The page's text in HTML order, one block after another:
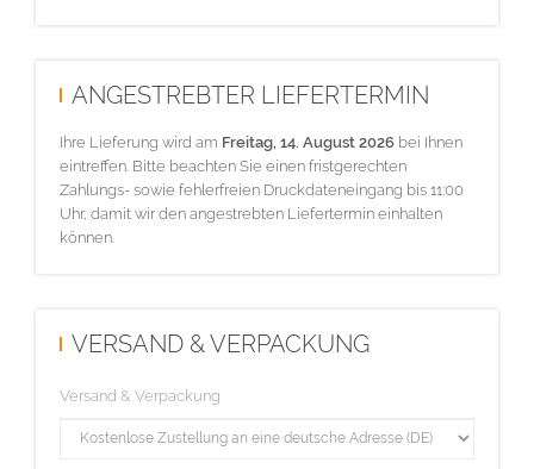
ANGESTREBTER LIEFERTERMIN
Ihre Lieferung wird am Freitag, 14. August 2026 bei Ihnen
eintreffen. Bitte beachten Sie einen fristgerechten
Zahlungs- sowie fehlerfreien Druckdateneingang bis 11:00
Uhr, damit wir den angestrebten Liefertermin einhalten
können.
VERSAND & VERPACKUNG
Versand & Verpackung